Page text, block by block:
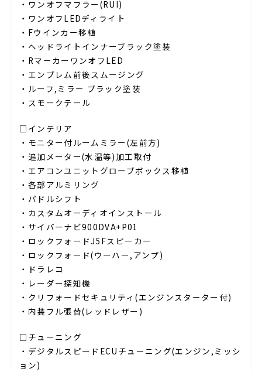
・ワンオフマフラー(RUI)
・ワンオフLEDディライト
・Fウインカー移植
・ヘッドライトインナーブラック塗装
・RマーカーワンオフLED
・エンブレム前後スムージング
・ルーフ,ミラー ブラック塗装
・スモークテール
□インテリア
・モニター付ルームミラー(左前方)
・追加メーター(水温等)加工取付
・エアコンユニットグローブボックス移植
・各部アルミリング
・パドルシフト
・カスタムオーディオインストール
・サイバーナビ900DVA+P01
・ロックフォードJ5Fスピーカー
・ロックフォード(ウーハー,アンプ)
・ドラレコ
・レーダー探知機
・クリフォードセキュリティ(エンジンスターター付)
・内装フル張替(レッドレザー)
□チューニング
・デジタルスピードECUチューニング(エンジン,ミッシ
ョン)